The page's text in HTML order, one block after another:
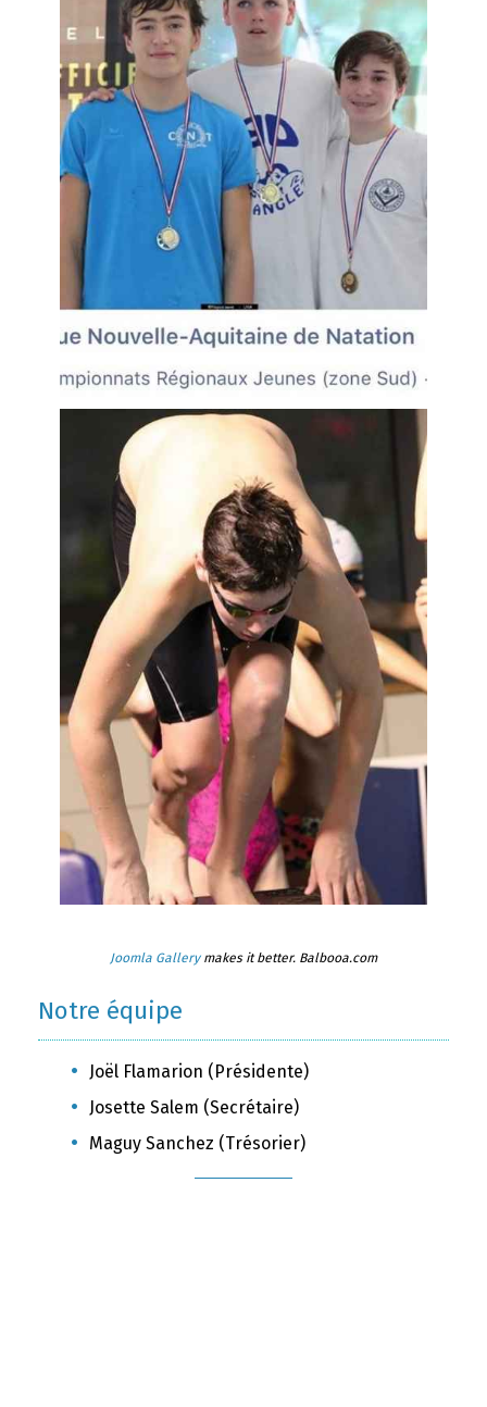
Joomla Gallerymakes it better. Balbooa.com
Notre équipe
Joël Flamarion (Présidente)
Josette Salem (Secrétaire)
Maguy Sanchez (Trésorier)